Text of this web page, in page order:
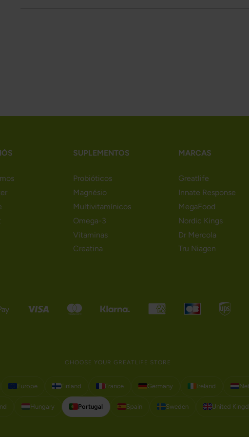
SUPLEMENTOS
Probióticos
Magnésio
Multivitamínicos
Omega-3
Vitaminas
Creatina
MARCAS
Greatlife
Innate Response
MegaFood
Nordic Kings
Dr Mercola
Tru Niagen
CHOOSE YOUR GREATLIFE STORE
Europe Finland France Germany Ireland
Hungary Portugal Spain Sweden United